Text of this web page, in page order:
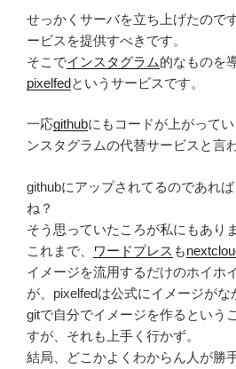
せっかくサーバを立ち上げたので
ービスを提供すべきです。
そこでインスタグラム的なものを
pixelfedというサービスです。
一応githubにもコードが上がって
ンスタグラムの代替サービスと言
githubにアップされてるのであれ
ね？
そう思っていたころが私にもあり
これまで、
ワードプレス も
イメージを流用するだけのホイホ
が、pixelfedは公式にイメージがな
gitで自分でイメージを作るという
すが、それも上手く行かず。
結局、どこかよくわからん人が勝